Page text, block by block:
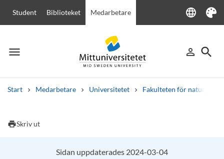
Student Biblioteket Medarbetare language
Language
Tema
menu
Meny person_outline
Logga in
search
Sök
Start Medarbetare Universitetet Fakulteten för
Andra söktjänster
printSkriv ut
Sidan uppdaterades 2024-03-04